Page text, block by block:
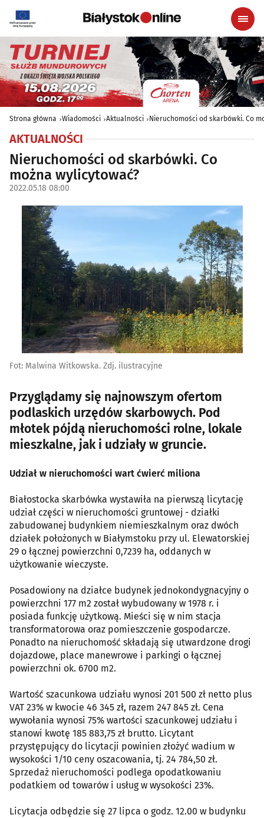
Strona główna Wiadomości Aktualności Nieruchomości od skarbówki. Co
AKTUALNOŚCI
Nieruchomości od skarbówki. Co
można wylicytować?
2022.05.18 08:00
Fot: Malwina Witkowska. Zdj. ilustracyjne
Przyglądamy się najnowszym ofertom
podlaskich urzędów skarbowych. Pod
młotek pójdą nieruchomości rolne, lokale
mieszkalne, jak i udziały w gruncie.
Udział w nieruchomości wart ćwierć miliona
Białostocka skarbówka wystawiła na pierwszą licytację
udział części w nieruchomości gruntowej - działki
zabudowanej budynkiem niemieszkalnym oraz dwóch
działek położonych w Białymstoku przy ul. Elewatorskiej
29 o łącznej powierzchni 0,7239 ha, oddanych w
użytkowanie wieczyste.
Posadowiony na działce budynek jednokondygnacyjny o
powierzchni 177 m2 został wybudowany w 1978 r. i
posiada funkcję użytkową. Mieści się w nim stacja
transformatorowa oraz pomieszczenie gospodarcze.
Ponadto na nieruchomość składają się utwardzone drogi
dojazdowe, place manewrowe i parkingi o łącznej
powierzchni ok. 6700 m2.
Wartość szacunkowa udziału wynosi 201 500 zł netto plus
VAT 23% w kwocie 46 345 zł, razem 247 845 zł. Cena
wywołania wynosi 75% wartości szacunkowej udziału i
stanowi kwotę 185 883,75 zł brutto. Licytant
przystępujący do licytacji powinien złożyć wadium w
wysokości 1/10 ceny oszacowania, tj. 24 784,50 zł.
Sprzedaż nieruchomości podlega opodatkowaniu
podatkiem od towarów i usług w wysokości 23%.
Licytacja odbędzie się 27 lipca o godz. 12.00 w budynku